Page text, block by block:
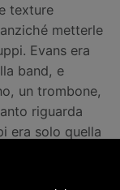
texture
metterle
Evans era
band, e
un trombone,
riguarda
era solo quella